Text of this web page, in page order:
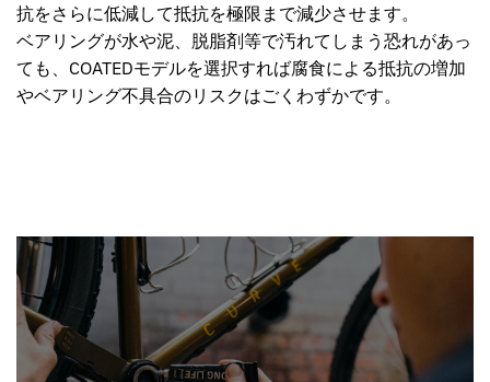
抗をさらに低減して抵抗を極限まで減少させます。
ベアリングが水や泥、脱脂剤等で汚れてしまう恐れがあっ
ても、COATEDモデルを選択すれば腐食による抵抗の増加
やベアリング不具合のリスクはごくわずかです。